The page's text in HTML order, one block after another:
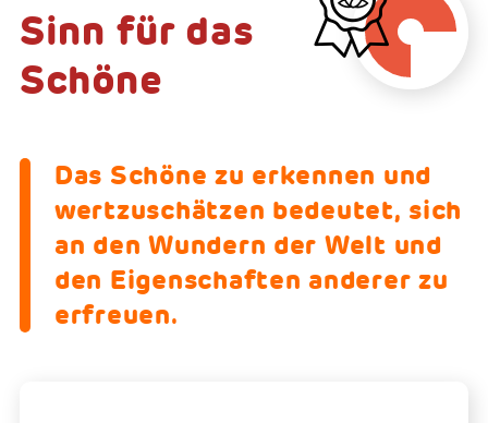
Sinn für das
Schöne
Das Schöne zu erkennen und
wertzuschätzen bedeutet, sich
an den Wundern der Welt und
den Eigenschaften anderer zu
erfreuen.